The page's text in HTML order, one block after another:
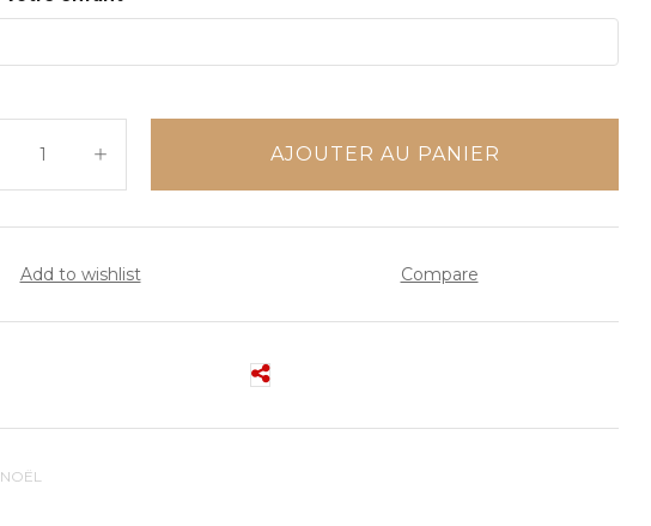
AJOUTER AU PANIER
Add to wishlist Compare
NOËL